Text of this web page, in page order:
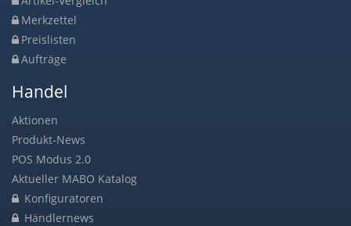
Merkzettel
Preislisten
Aufträge
Handel
Aktionen
Produkt-News
POS Modus 2.0
Aktueller MABO Katalog
Konfiguratoren
Händlernews